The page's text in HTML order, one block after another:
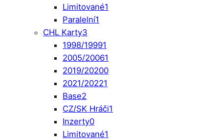
Limitované1
Paralelní1
CHL Karty3
1998/19991
2005/20061
2019/20200
2021/20221
Base2
CZ/SK Hráči1
Inzerty0
Limitované1